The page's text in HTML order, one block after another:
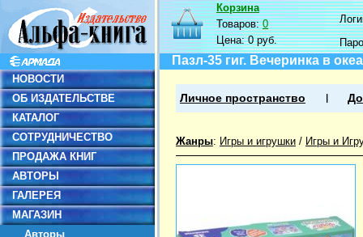
НОВОСТИ
ОБ ИЗДАТЕЛЬСТВЕ
КАТАЛОГ
СОТРУДНИЧЕСТВО
ПРОДАЖА КНИГ
АВТОРЫ
ГАЛЕРЕЯ
МАГАЗИН
Авторы
Корзина
Товаров:0
Цена:0 руб.
Пазл-35 гиг. Вечеринка в
Личное пространство
Жанры: Игры и игрушки / Игры и